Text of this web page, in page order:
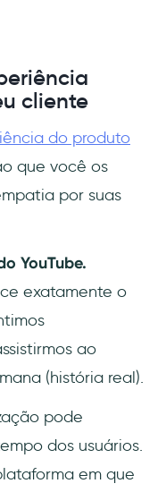
cliente
do produto
que você os
por suas
YouTube.
exatamente o
ao
(história real).
pode
dos usuários.
em que